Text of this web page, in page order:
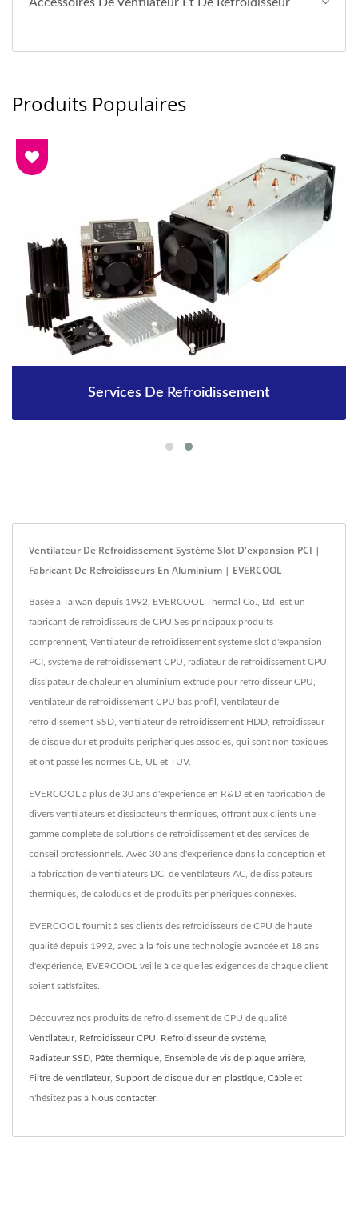
Produits Populaires
Services De Refroidissement
Ventilateur De Refroidissement Système Slot D'expansion PCI |
Fabricant De Refroidisseurs En Aluminium | EVERCOOL
Basée à Taïwan depuis 1992, EVERCOOL Thermal Co., Ltd. est un
fabricant de refroidisseurs de CPU.Ses principaux produits
comprennent, Ventilateur de refroidissement système slot d'expansion
PCI, système de refroidissement CPU, radiateur de refroidissement CPU,
dissipateur de chaleur en aluminium extrudé pour refroidisseur CPU,
ventilateur de refroidissement CPU bas profil, ventilateur de
refroidissement SSD, ventilateur de refroidissement HDD, refroidisseur
de disque dur et produits périphériques associés, qui sont non toxiques
et ont passé les normes CE, UL et TUV.
EVERCOOL a plus de 30 ans d'expérience en R&D et en fabrication de
divers ventilateurs et dissipateurs thermiques, offrant aux clients une
gamme complète de solutions de refroidissement et des services de
conseil professionnels. Avec 30 ans d'expérience dans la conception et
la fabrication de ventilateurs DC, de ventilateurs AC, de dissipateurs
thermiques, de caloducs et de produits périphériques connexes.
EVERCOOL fournit à ses clients des refroidisseurs de CPU de haute
qualité depuis 1992, avec à la fois une technologie avancée et 18 ans
d'expérience, EVERCOOL veille à ce que les exigences de chaque client
soient satisfaites.
Découvrez nos produits de refroidissement de CPU de qualité
Ventilateur, Refroidisseur CPU Refroidisseur de système
Radiateur SSD Pâte thermique Ensemble de vis de plaque arrière
Filtre de ventilateur, Support de disque dur en plastique Câble et
n'hésitez pas à Nous contacter.